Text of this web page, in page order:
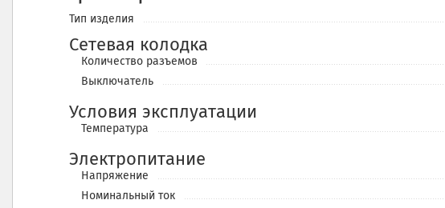
Тип изделия
Сетевая колодка
Количество разъемов
Выключатель
Условия эксплуатации
Температура
Электропитание
Напряжение
Номинальный ток